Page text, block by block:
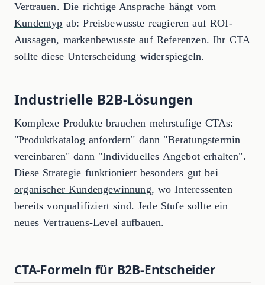
Vertrauen. Die richtige Ansprache hängt vom
Kundentyp ab: Preisbewusste reagieren auf ROI-
Aussagen, markenbewusste auf Referenzen. Ihr CTA
sollte diese Unterscheidung widerspiegeln.
Industrielle B2B-Lösungen
Komplexe Produkte brauchen mehrstufige CTAs:
"Produktkatalog anfordern" dann "Beratungstermin
vereinbaren" dann "Individuelles Angebot erhalten".
Diese Strategie funktioniert besonders gut bei
organischer Kundengewinnung, wo Interessenten
bereits vorqualifiziert sind. Jede Stufe sollte ein
neues Vertrauens-Level aufbauen.
CTA-Formeln für B2B-Entscheider